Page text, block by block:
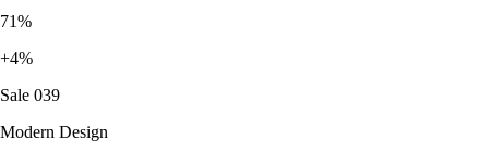
71%
+4%
Sale 039
Modern Design